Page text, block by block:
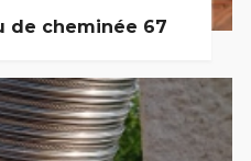
de cheminée 67